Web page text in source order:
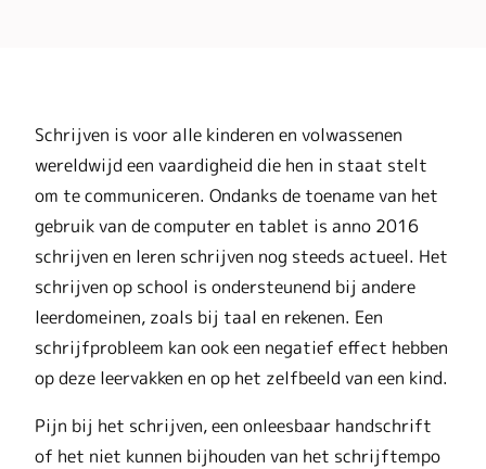
Schrijven is voor alle kinderen en volwassenen
wereldwijd een vaardigheid die hen in staat stelt
om te communiceren. Ondanks de toename van het
gebruik van de computer en tablet is anno 2016
schrijven en leren schrijven nog steeds actueel. Het
schrijven op school is ondersteunend bij andere
leerdomeinen, zoals bij taal en rekenen. Een
schrijfprobleem kan ook een negatief effect hebben
op deze leervakken en op het zelfbeeld van een kind.
Pijn bij het schrijven, een onleesbaar handschrift
of het niet kunnen bijhouden van het schrijftempo